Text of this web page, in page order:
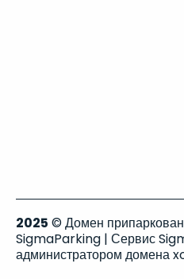
2025 © Домен
SigmaParking | Сервис
администратором домена